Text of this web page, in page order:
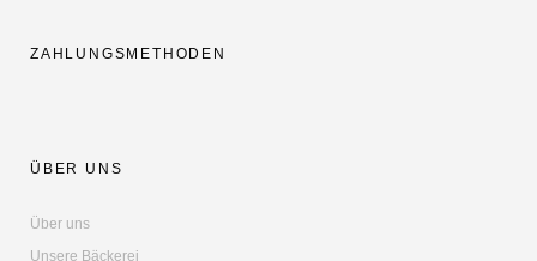
ZAHLUNGSMETHODEN
ÜBER UNS
Über uns
Unsere Bäckerei